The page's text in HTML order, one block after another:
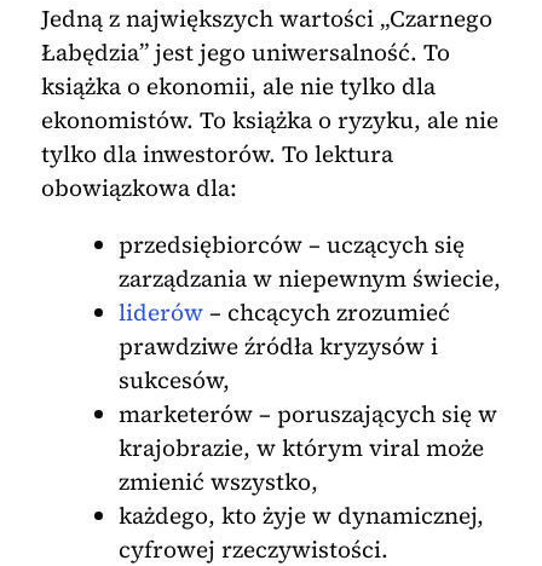
Jedną z największych wartości „Czarnego
Łabędzia” jest jego uniwersalność. To
książka o ekonomii, ale nie tylko dla
ekonomistów. To książka o ryzyku, ale nie
tylko dla inwestorów. To lektura
obowiązkowa dla:
przedsiębiorców – uczących się
zarządzania w niepewnym świecie,
liderów– chcących zrozumieć
prawdziwe źródła kryzysów i
sukcesów,
marketerów – poruszających się w
krajobrazie, w którym viral może
zmienić wszystko,
każdego, kto żyje w dynamicznej,
cyfrowej rzeczywistości.